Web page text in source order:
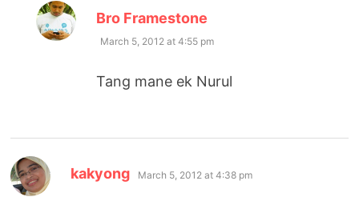
Bro Framestone
March 5, 2012 at 4:55 pm
Tang mane ek Nurul
kakyong says:
March 5, 2012 at 4:38 pm